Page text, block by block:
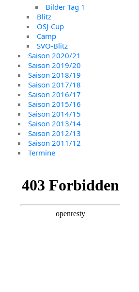
Bilder Tag 1
Blitz
OSJ-Cup
Camp
SVO-Blitz
Saison 2020/21
Saison 2019/20
Saison 2018/19
Saison 2017/18
Saison 2016/17
Saison 2015/16
Saison 2014/15
Saison 2013/14
Saison 2012/13
Saison 2011/12
Termine